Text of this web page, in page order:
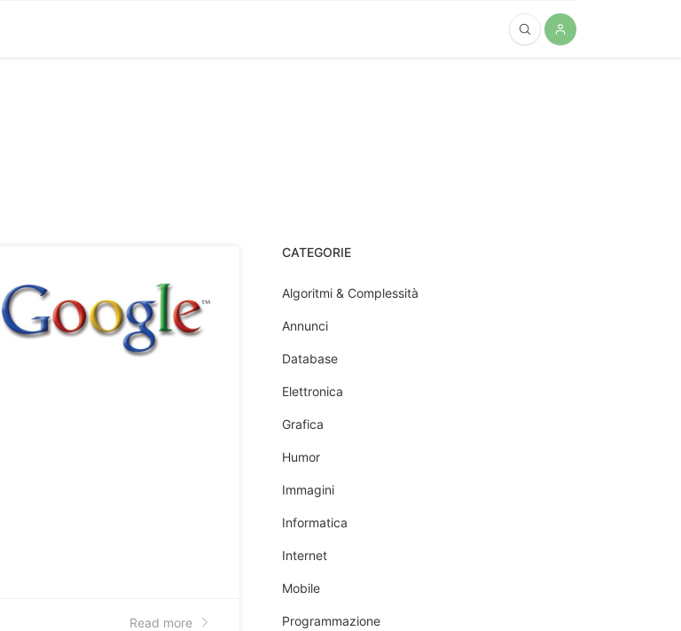
Read more
CATEGORIE
Algoritmi & Complessità
Annunci
Database
Elettronica
Grafica
Humor
Immagini
Informatica
Internet
Mobile
Programmazione